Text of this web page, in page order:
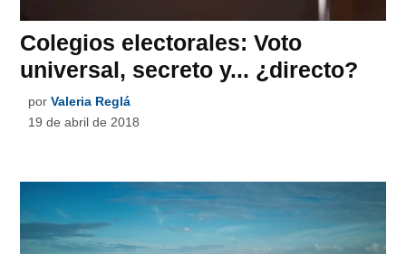
Colegios electorales: Voto
universal, secreto y... ¿directo?
por Valeria Reglá
19 de abril de 2018